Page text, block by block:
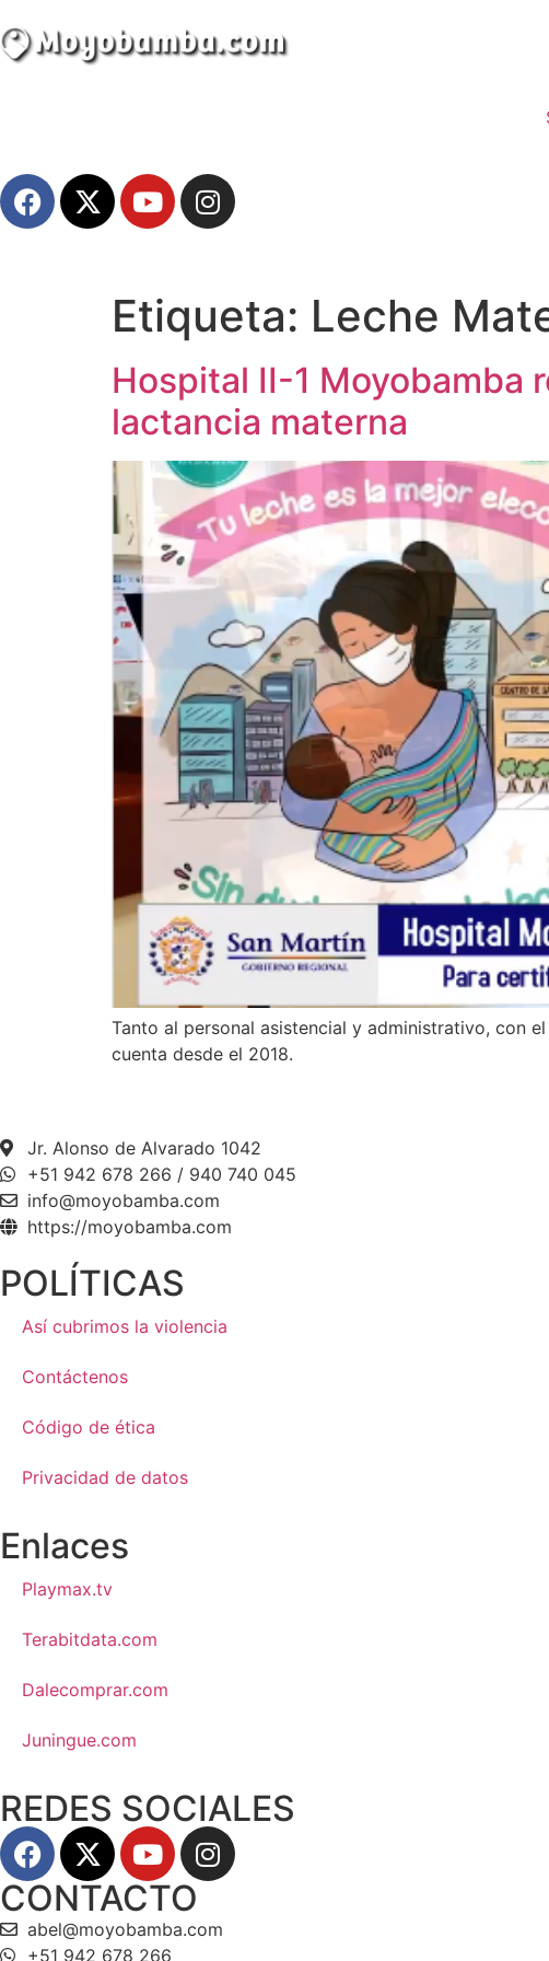
Atractivos
Moyobamba, está lleno de atractivos sorprendentes,
Etiqueta: Leche
Hospital II-1 Moyobamba
lactancia materna
Tanto al personal asistencial y administrativo, con
cuenta desde el 2018.
Jr. Alonso de Alvarado 1042
+51 942 678 266 / 940 740 045
info@moyobamba.com
https://moyobamba.com
POLÍTICAS
Así cubrimos la violencia
Contáctenos
Código de ética
Privacidad de datos
Enlaces
Playmax.tv
Terabitdata.com
Dalecomprar.com
Juningue.com
REDES SOCIALES
CONTACTO
abel@moyobamba.com
+51 942 678 266